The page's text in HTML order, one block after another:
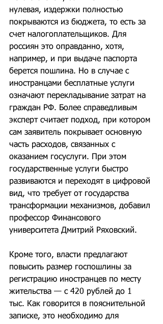
нулевая, издержки полностью
покрываются из бюджета, то есть за
счет налогоплательщиков. Для
россиян это оправданно, хотя,
например, и при выдаче паспорта
берется пошлина. Но в случае с
иностранцами бесплатные услуги
означают перекладывание затрат на
граждан РФ. Более справедливым
эксперт считает подход, при котором
сам заявитель покрывает основную
часть расходов, связанных с
оказанием госуслуги. При этом
государственные услуги быстро
развиваются и переходят в цифровой
вид, что требует от государства
трансформации механизмов, добавил
профессор Финансового
университета Дмитрий Ряховский.
Кроме того, власти предлагают
повысить размер госпошлины за
регистрацию иностранцев по месту
жительства — с 420 рублей до 1
тыс. Как говорится в пояснительной
записке, это необходимо для